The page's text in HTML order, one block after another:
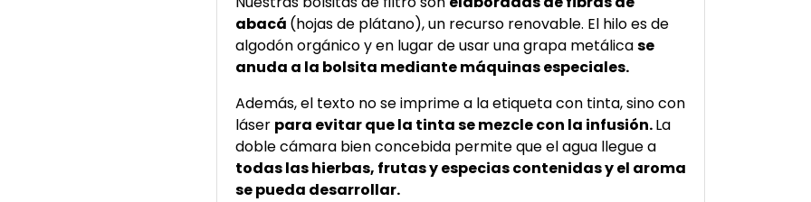
abacá (hojas de plátano), un recurso renovable. El hilo es de
algodón orgánico y en lugar de usar una grapa metálicase
anuda a la bolsita mediante máquinas especiales.
Además, el texto no se imprime a la etiqueta con tinta, sino con
láser para evitar que la tinta se mezcle con la infusión.La
doble cámara bien concebida permite que el agua llegue a
todas las hierbas, frutas y especias contenidas y el aroma
se pueda desarrollar.